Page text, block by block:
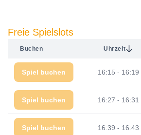
Freie Spielslots
Buchen Uhrzeit
Spiel buchen 16:15 - 16:19
Spiel buchen 16:27 - 16:31
Spiel buchen 16:39 - 16:43